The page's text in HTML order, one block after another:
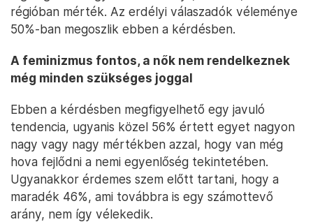
régióban mérték. Az erdélyi válaszadók véleménye
50%-ban megoszlik ebben a kérdésben.
A feminizmus fontos, a nők nem rendelkeznek
még minden szükséges joggal
Ebben a kérdésben megfigyelhető egy javuló
tendencia, ugyanis közel 56% értett egyet nagyon
nagy vagy nagy mértékben azzal, hogy van még
hova fejlődni a nemi egyenlőség tekintetében.
Ugyanakkor érdemes szem előtt tartani, hogy a
maradék 46%, ami továbbra is egy számottevő
arány, nem így vélekedik.